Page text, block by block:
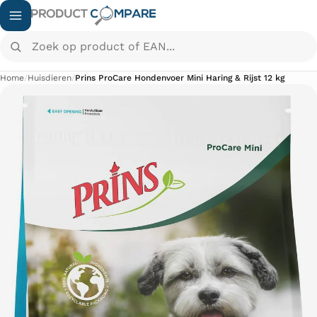
Home/Huisdieren/Prins ProCare Hondenvoer Mini Haring & Rijst 12 kg